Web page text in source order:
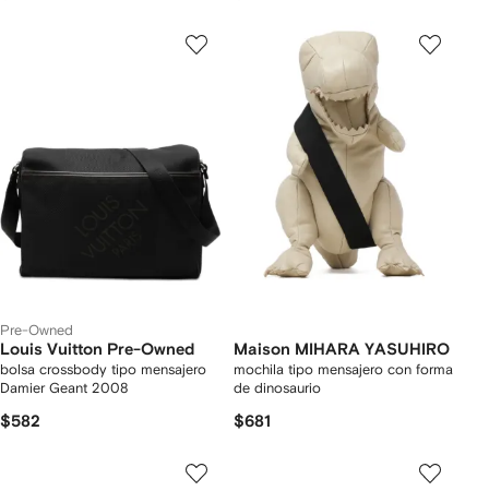
Pre-Owned
Louis Vuitton Pre-Owned
bolsa crossbody tipo mensajero
Damier Geant 2008
$582
Maison MIHARA YASUHIRO
mochila tipo mensajero con forma
de dinosaurio
$681